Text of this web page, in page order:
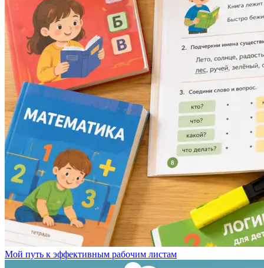
Мой путь к эффективным рабочим листам